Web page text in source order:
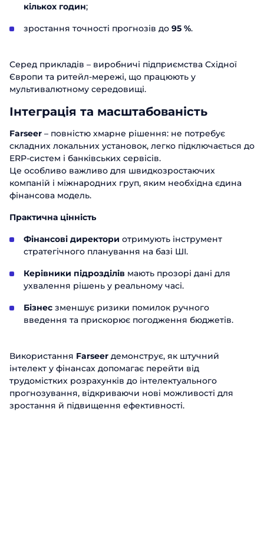
кількох годин;
зростання точності прогнозів до 95 %.
Серед прикладів – виробничі підприємства Східної
Європи та ритейл-мережі, що працюють у
мультивалютному середовищі.
Інтеграція та масштабованість
Farseer – повністю хмарне рішення: не потребує
складних локальних установок, легко підключається до
ERP-систем і банківських сервісів.
Це особливо важливо для швидкозростаючих
компаній і міжнародних груп, яким необхідна єдина
фінансова модель.
Практична цінність
Фінансові директори отримують інструмент
стратегічного планування на базі ШІ.
Керівники підрозділів мають прозорі дані для
ухвалення рішень у реальному часі.
Бізнес зменшує ризики помилок ручного
введення та прискорює погодження бюджетів.
Використання Farseer демонструє, як штучний
інтелект у фінансах допомагає перейти від
трудомістких розрахунків до інтелектуального
прогнозування, відкриваючи нові можливості для
зростання й підвищення ефективності.